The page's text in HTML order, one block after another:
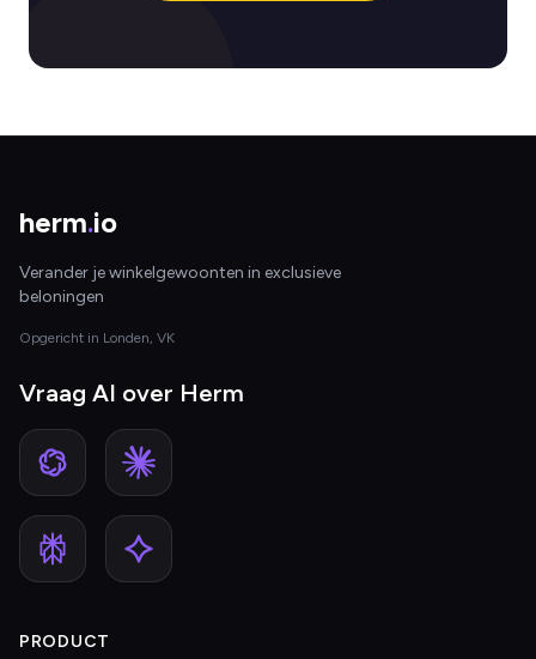
herm.io
Verander je winkelgewoonten in exclusieve
beloningen
Opgericht in Londen, VK
Vraag AI over Herm
PRODUCT